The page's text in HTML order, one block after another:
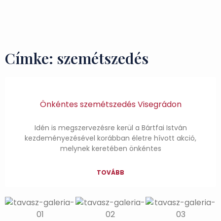
Címke: szemétszedés
Önkéntes szemétszedés Visegrádon
Idén is megszervezésre kerül a Bártfai István
kezdeményezésével korábban életre hívott akció,
melynek keretében önkéntes
TOVÁBB